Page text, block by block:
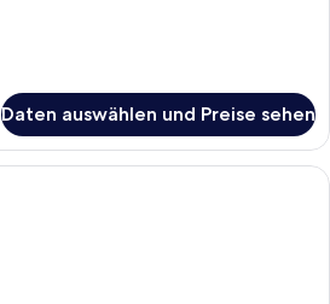
Daten auswählen und Preise sehen
Ein Hotelzimmer mit einem Bett,